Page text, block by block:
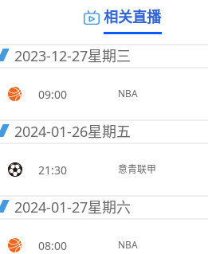
相关直播
2023-12-27星期三
09:00 NBA
2024-01-26星期五
21:30 意青联甲
2024-01-27星期六
08:00 NBA